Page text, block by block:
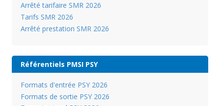
Arrêté tarifaire SMR 2026
Tarifs SMR 2026
Arrêté prestation SMR 2026
Référentiels PMSI PSY
Formats d'entrée PSY 2026
Formats de sortie PSY 2026